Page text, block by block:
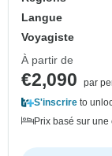
Langue
Voyagiste
À partir de
€2,090
par
S'inscrire to
Prix basé sur